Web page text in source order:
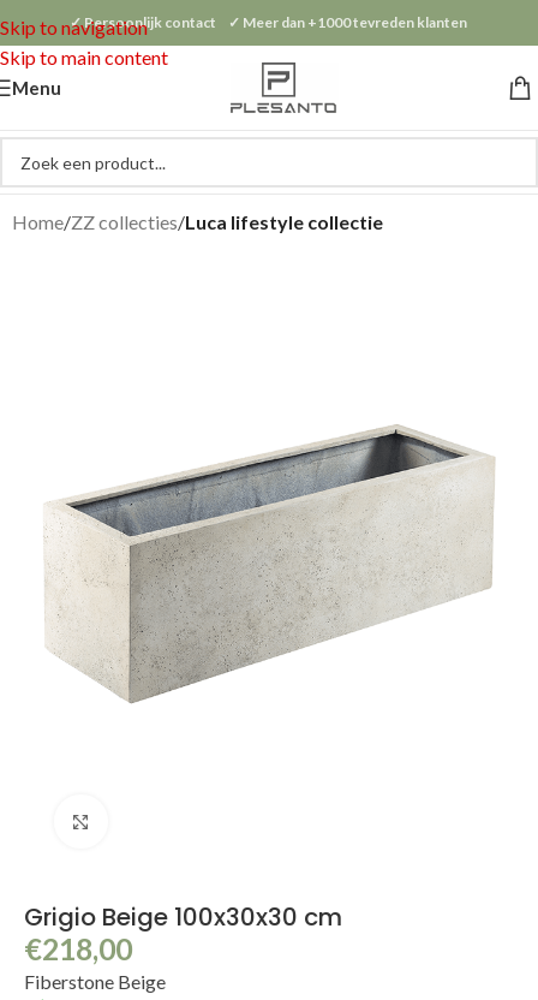
Skip to navigation
Skip to main content
✓ Persoonlijk contact ✓ Meer dan +1000 tevreden klanten
Menu
Home ZZ collecties Luca lifestyle collectie
Grigio Beige 100x30x30 cm
€218,00
Fiberstone Beige